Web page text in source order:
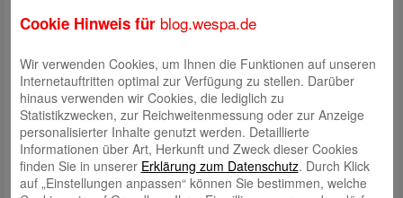
Schreibe einen Kommentar
Cookie Hinweis für blog.wespa.de
Wir verwenden Cookies, um Ihnen die Funktionen auf unseren
Internetauftritten optimal zur Verfügung zu stellen. Darüber
hinaus verwenden wir Cookies, die lediglich zu
Statistikzwecken, zur Reichweitenmessung oder zur Anzeige
personalisierter Inhalte genutzt werden. Detaillierte
Informationen über Art, Herkunft und Zweck dieser Cookies
finden Sie in unserer Erklärung zum Datenschutz. Durch Klick
auf „Einstellungen anpassen“ können Sie bestimmen, welche